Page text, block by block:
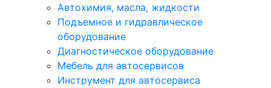
Автохимия, масла, жидкости
Подъемное и гидравлическое
оборудование
Диагностическое оборудование
Мебель для автосервисов
Инструмент для автосервиса